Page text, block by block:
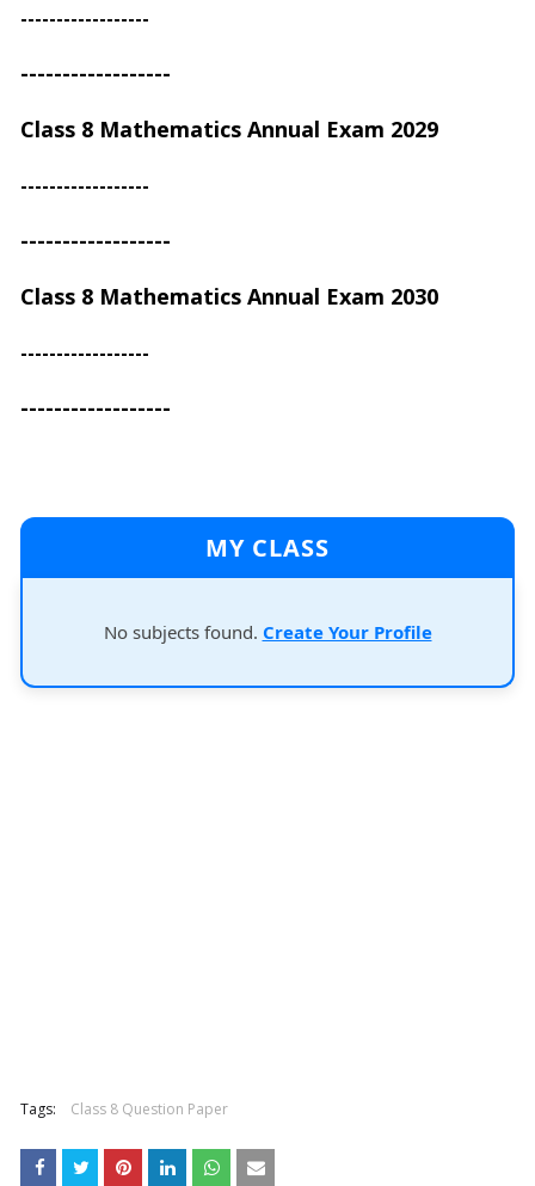
------------------
------------------
Class 8 Mathematics Annual Exam 2029
------------------
------------------
Class 8 Mathematics Annual Exam 2030
------------------
------------------
MY CLASS
No subjects found. Create Your Profile
Tags: Class 8 Question Paper